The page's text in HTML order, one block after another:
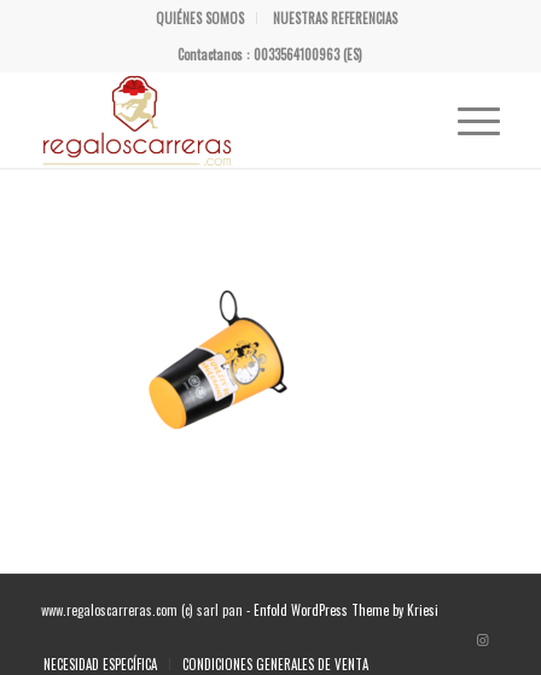
QUIÉNES SOMOS
NUESTRAS REFERENCIAS
Contactanos : 0033564100963 (ES)
www.regaloscarreras.com (c) sarl pan -Enfold WordPress Theme by Kriesi
NECESIDAD ESPECÍFICA CONDICIONES GENERALES DE VENTA